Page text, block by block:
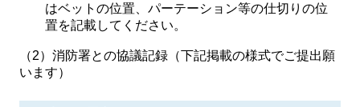
はベットの位置、パーテーション等の仕切りの位
置を記載してください。
（2）消防署との協議記録（下記掲載の様式でご提出願
います）